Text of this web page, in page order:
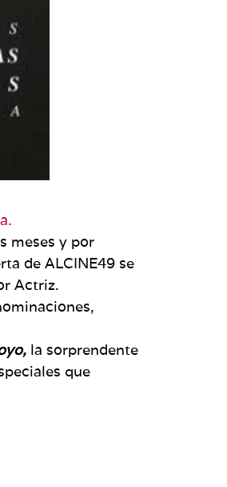
meses y por
de ALCINE49 se
Actriz.
la sorprendente
que